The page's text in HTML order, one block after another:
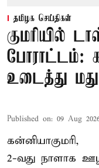
தமிழக செய்திகள்
குமரியில்
போராட்டம்:
உடைத்து
Published on: 09 Aug
கன்னியாகுமரி,
2-வது நாளாக